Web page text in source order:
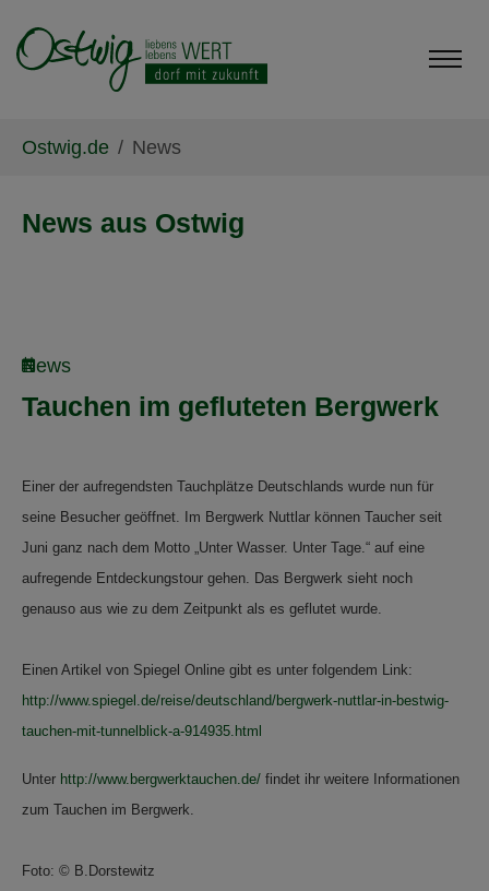
Ostwig.de News
News aus Ostwig
News
Tauchen im gefluteten Bergwerk
Einer der aufregendsten Tauchplätze Deutschlands wurde nun für
seine Besucher geöffnet. Im Bergwerk Nuttlar können Taucher seit
Juni ganz nach dem Motto „Unter Wasser. Unter Tage.“ auf eine
aufregende Entdeckungstour gehen. Das Bergwerk sieht noch
genauso aus wie zu dem Zeitpunkt als es geflutet wurde.
Einen Artikel von Spiegel Online gibt es unter folgendem Link:
http://www.spiegel.de/reise/deutschland/bergwerk-nuttlar-in-bestwig-
tauchen-mit-tunnelblick-a-914935.html
Unter http://www.bergwerktauchen.de/ findet ihr weitere Informationen
zum Tauchen im Bergwerk.
Foto: © B.Dorstewitz